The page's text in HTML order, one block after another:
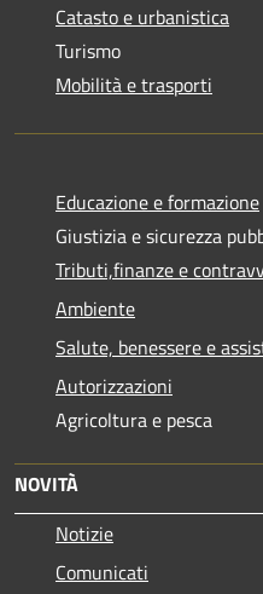
Catasto e urbanistica
Turismo
Mobilità e trasporti
Educazione e formazione
Giustizia e sicurezza
Tributi,finanze e
Ambiente
Salute, benessere e
Autorizzazioni
Agricoltura e pesca
NOVITÀ
Notizie
Comunicati